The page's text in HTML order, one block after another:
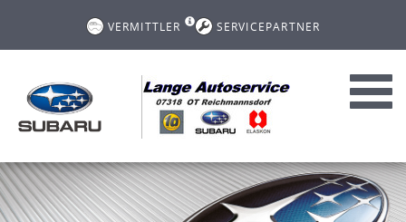
VERMITTLER SERVICEPARTNER